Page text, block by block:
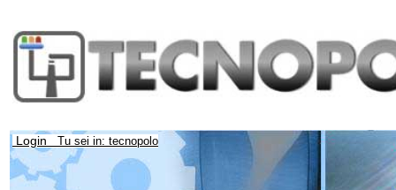
Login Tu sei in: tecnopolo